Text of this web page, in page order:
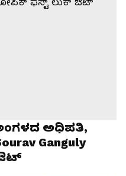
ಅಧಿಪತಿ,
Ganguly